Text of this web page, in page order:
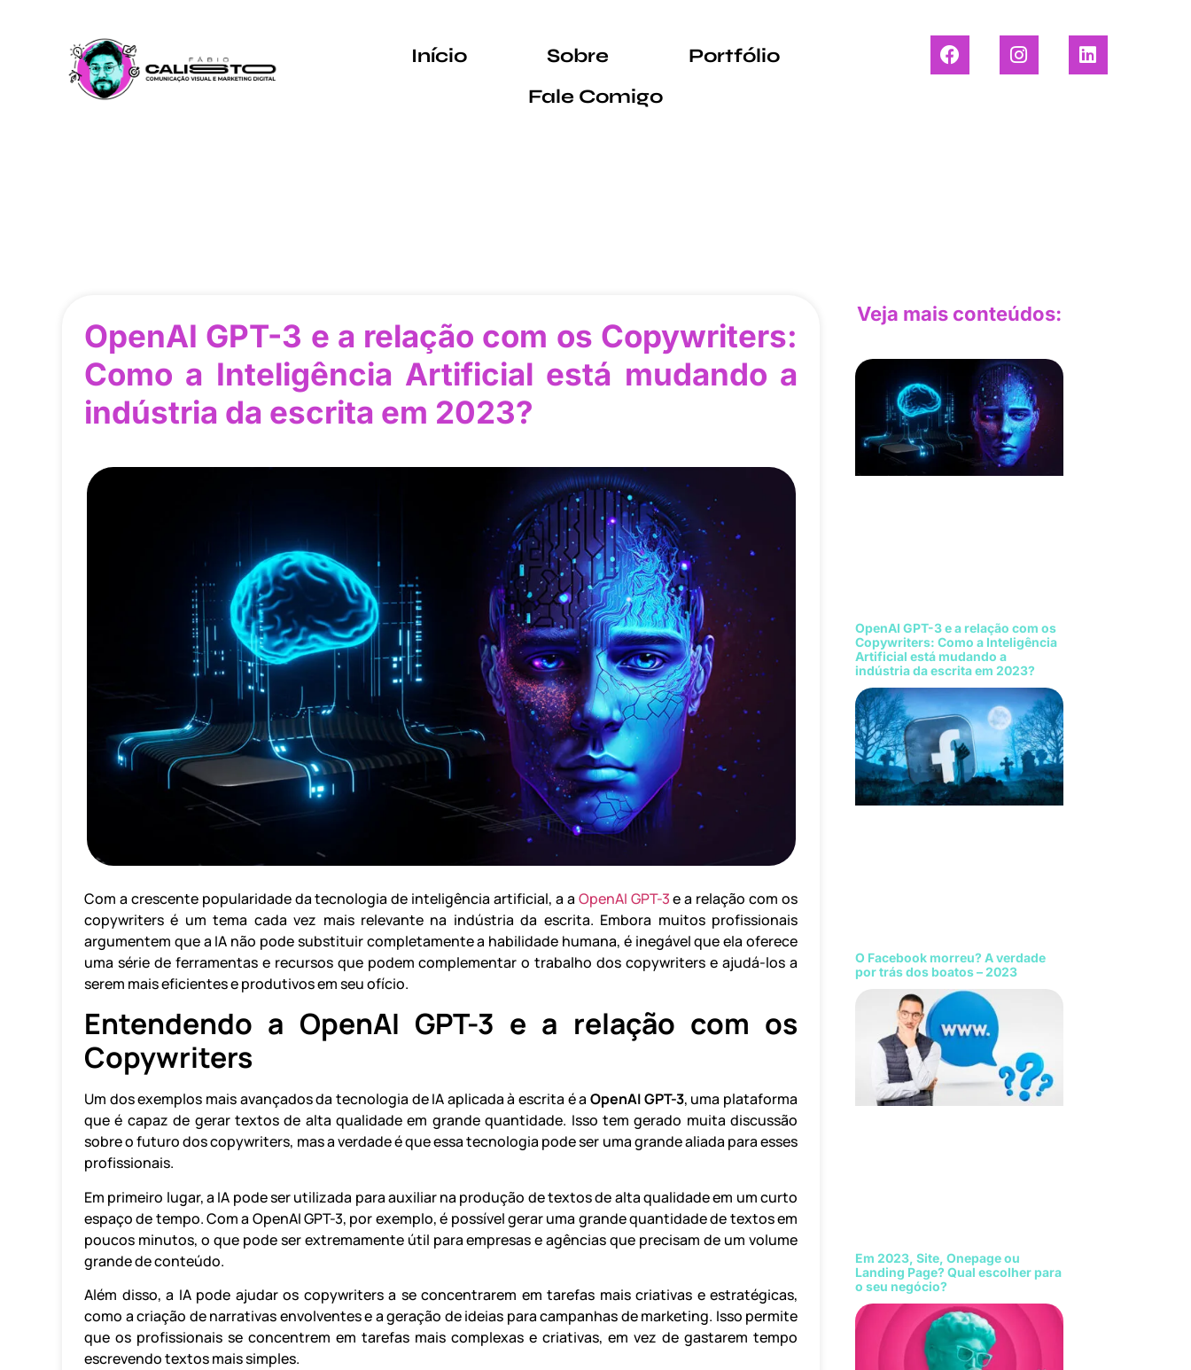
Início Sobre
Portfólio
Fale Comigo
OpenAI GPT-3 e a relação com os Copywriters:
Como a Inteligência Artificial está mudando a
indústria da escrita em 2023?
Com a crescente popularidade da tecnologia de inteligência artificial, a a OpenAI GPT-3e a relação com os
copywriters é um tema cada vez mais relevante na indústria da escrita. Embora muitos profissionais
argumentem que a IA não pode substituir completamente a habilidade humana, é inegável que ela oferece
uma série de ferramentas e recursos que podem complementar o trabalho dos copywriters e ajudá-los a
serem mais eficientes e produtivos em seu ofício.
Entendendo a OpenAI GPT-3 e a relação com os
Copywriters
Um dos exemplos mais avançados da tecnologia de IA aplicada à escrita é aOpenAI GPT-3, uma plataforma
que é capaz de gerar textos de alta qualidade em grande quantidade. Isso tem gerado muita discussão
sobre o futuro dos copywriters, mas a verdade é que essa tecnologia pode ser uma grande aliada para esses
profissionais.
Em primeiro lugar, a IA pode ser utilizada para auxiliar na produção de textos de alta qualidade em um curto
espaço de tempo. Com a OpenAI GPT-3, por exemplo, é possível gerar uma grande quantidade de textos em
poucos minutos, o que pode ser extremamente útil para empresas e agências que precisam de um volume
grande de conteúdo.
Além disso, a IA pode ajudar os copywriters a se concentrarem em tarefas mais criativas e estratégicas,
como a criação de narrativas envolventes e a geração de ideias para campanhas de marketing. Isso permite
que os profissionais se concentrem em tarefas mais complexas e criativas, em vez de gastarem tempo
escrevendo textos mais simples.
Veja mais conteúdos:
OpenAI GPT-3 e a relação com os
Copywriters: Como a Inteligência
Artificial está mudando a
indústria da escrita em 2023?
O Facebook morreu? A verdade
por trás dos boatos – 2023
Em 2023, Site, Onepage ou
Landing Page? Qual escolher para
o seu negócio?